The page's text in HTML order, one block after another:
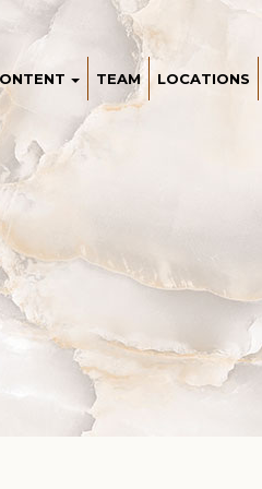
TEAM LOCATIONS